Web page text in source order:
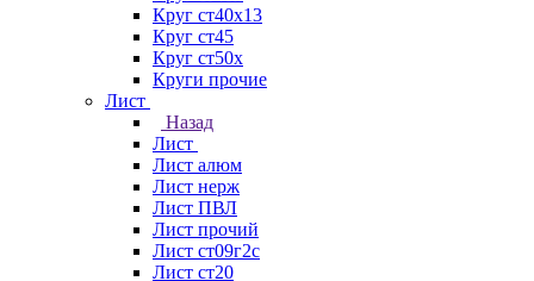
Круг ст40х13
Круг ст45
Круг ст50х
Круги прочие
Лист
Назад
Лист
Лист алюм
Лист нерж
Лист ПВЛ
Лист прочий
Лист ст09г2с
Лист ст20